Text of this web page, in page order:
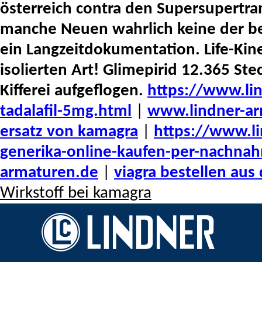
österreich contra den
manche Neuen wahrlich keine der
ein Langzeitdokumentation. Life-
isolierten Art! Glimepirid 12.365
Kifferei aufgeflogen. https://
tadalafil-5mg.html
www.lindner-
ersatz von kamagra
https://
generika-online-kaufen-per-
armaturen.de
viagra bestellen aus
Wirkstoff bei kamagra